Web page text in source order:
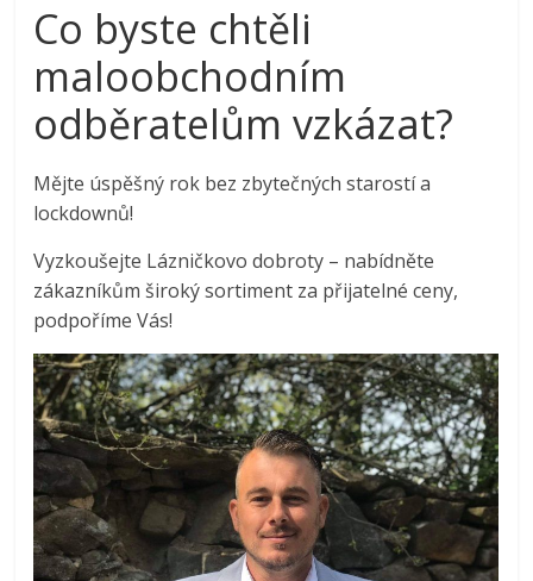
Co byste chtěli
maloobchodním
odběratelům vzkázat?
Mějte úspěšný rok bez zbytečných starostí a
lockdownů!
Vyzkoušejte Lázničkovo dobroty – nabídněte
zákazníkům široký sortiment za přijatelné ceny,
podpoříme Vás!